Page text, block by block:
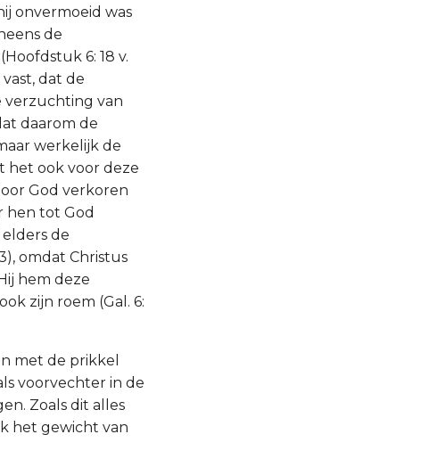
onvermoeid was
de
6: 18 v.
vast, dat de
verzuchting van
daarom de
werkelijk de
het ook voor deze
God verkoren
hen tot God
de
omdat Christus
hem deze
zijn roem (Gal. 6:
met de prikkel
voorvechter in de
Zoals dit alles
het gewicht van